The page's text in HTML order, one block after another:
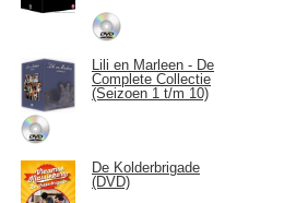
Lili en Marleen - De
Complete Collectie
(Seizoen 1 t/m 10)
De Kolderbrigade
(DVD)